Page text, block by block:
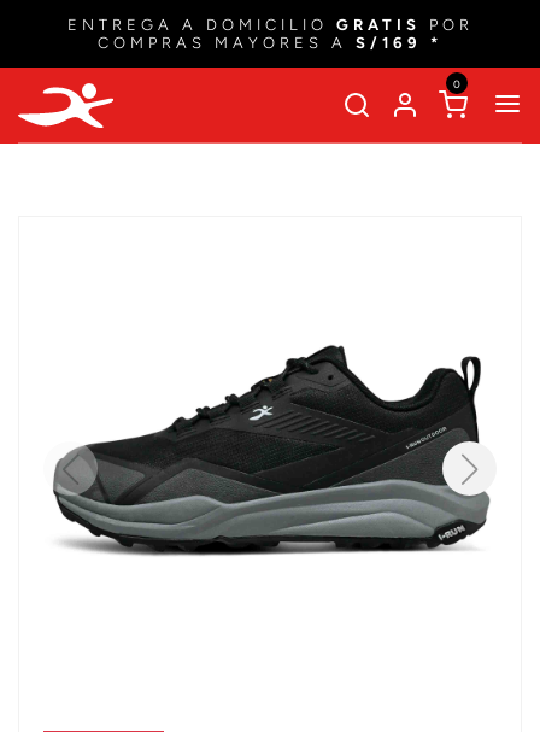
ENTREGA A DOMICILIO GRATIS
POR
COMPRAS MAYORES A S/169 *
0